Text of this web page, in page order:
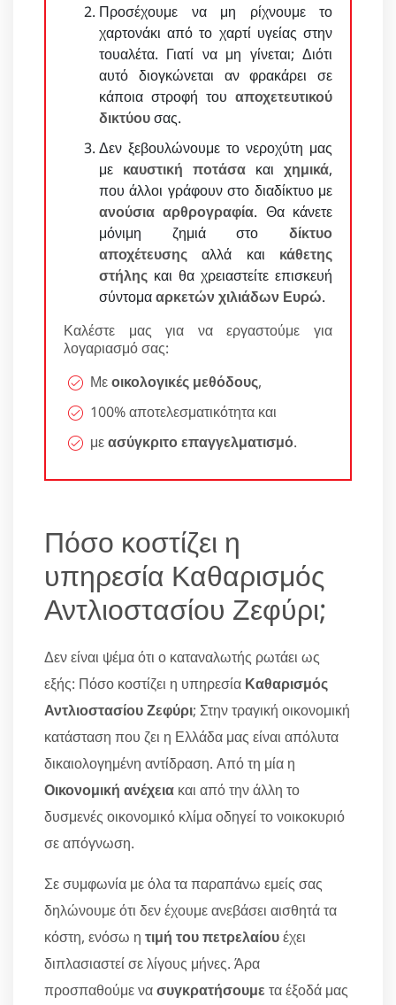
Προσέχουμε να μη ρίχνουμε το
χαρτονάκι από το χαρτί υγείας στην
τουαλέτα. Γιατί να μη γίνεται; Διότι
αυτό διογκώνεται αν φρακάρει σε
κάποια στροφή του αποχετευτικού
δικτύουσας.
Δεν ξεβουλώνουμε το νεροχύτη μας
με καυστική ποτάσα και χημικά,
που άλλοι γράφουν στο διαδίκτυο με
ανούσια αρθρογραφία. Θα κάνετε
μόνιμη ζημιά στο δίκτυο
αποχέτευσης αλλά και κάθετης
στήλης και θα χρειαστείτε επισκευή
σύντομααρκετών χιλιάδων Ευρώ.
Καλέστε μας για να εργαστούμε για
λογαριασμό σας:
Μεοικολογικές μεθόδους,
100% αποτελεσματικότητα και
μεασύγκριτο επαγγελματισμό.
Πόσο κοστίζει η
υπηρεσία Καθαρισμός
Αντλιοστασίου Ζεφύρι;
Δεν είναι ψέμα ότι ο καταναλωτής ρωτάει ως
εξής: Πόσο κοστίζει η υπηρεσία Καθαρισμός
Αντλιοστασίου Ζεφύρι; Στην τραγική οικονομική
κατάσταση που ζει η Ελλάδα μας είναι απόλυτα
δικαιολογημένη αντίδραση. Από τη μία η
Οικονομική ανέχεια και από την άλλη το
δυσμενές οικονομικό κλίμα οδηγεί το νοικοκυριό
σε απόγνωση.
Σε συμφωνία με όλα τα παραπάνω εμείς σας
δηλώνουμε ότι δεν έχουμε ανεβάσει αισθητά τα
κόστη, ενόσω η τιμή του πετρελαίουέχει
διπλασιαστεί σε λίγους μήνες. Άρα
προσπαθούμε νασυγκρατήσουμε τα έξοδά μας